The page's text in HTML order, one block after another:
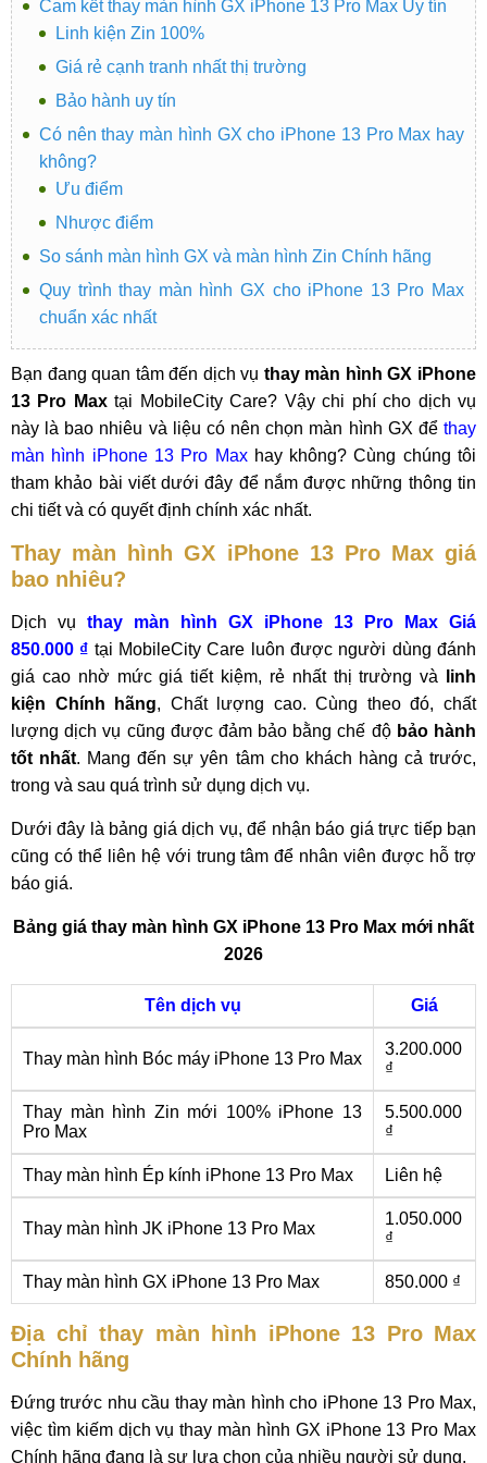
Cam kết thay màn hình GX iPhone 13 Pro Max Uy tín
Linh kiện Zin 100%
Giá rẻ cạnh tranh nhất thị trường
Bảo hành uy tín
Có nên thay màn hình GX cho iPhone 13 Pro Max hay
không?
Ưu điểm
Nhược điểm
So sánh màn hình GX và màn hình Zin Chính hãng
Quy trình thay màn hình GX cho iPhone 13 Pro Max
chuẩn xác nhất
Bạn đang quan tâm đến dịch vụ thay màn hình GX iPhone
13 Pro Maxtại MobileCity Care? Vậy chi phí cho dịch vụ
này là bao nhiêu và liệu có nên chọn màn hình GX để thay
màn hình iPhone 13 Pro Maxhay không? Cùng chúng tôi
tham khảo bài viết dưới đây để nắm được những thông tin
chi tiết và có quyết định chính xác nhất.
Thay màn hình GX iPhone 13 Pro Max giá
bao nhiêu?
Dịch vụ thay màn hình GX iPhone 13 Pro Max Giá
850.000 ₫ tại MobileCity Care luôn được người dùng đánh
giá cao nhờ mức giá tiết kiệm, rẻ nhất thị trường và
linh
kiện Chính hãng, Chất lượng cao. Cùng theo đó, chất
lượng dịch vụ cũng được đảm bảo bằng chế độbảo hành
tốt nhất. Mang đến sự yên tâm cho khách hàng cả trước,
trong và sau quá trình sử dụng dịch vụ.
Dưới đây là bảng giá dịch vụ, để nhận báo giá trực tiếp bạn
cũng có thể liên hệ với trung tâm để nhân viên được hỗ trợ
báo giá.
Bảng giá thay màn hình GX iPhone 13 Pro Max mới nhất
2026
Tên dịch vụ Giá
Thay màn hình Bóc máy iPhone 13 Pro Max
3.200.000
₫
Thay màn hình Zin mới 100% iPhone 13
Pro Max
5.500.000
₫
Thay màn hình Ép kính iPhone 13 Pro Max Liên hệ
Thay màn hình JK iPhone 13 Pro Max
1.050.000
₫
Thay màn hình GX iPhone 13 Pro Max 850.000 ₫
Địa chỉ thay màn hình iPhone 13 Pro Max
Chính hãng
Đứng trước nhu cầu thay màn hình cho iPhone 13 Pro Max,
việc tìm kiếm dịch vụ thay màn hình GX iPhone 13 Pro Max
Chính hãng đang là sự lựa chọn của nhiều người sử dụng.